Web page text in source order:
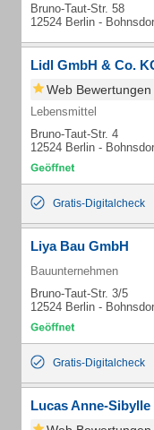
Bruno-Taut-Str. 58
12524 Berlin -
Lidl GmbH & Co.
Web
Lebensmittel
Bruno-Taut-Str. 4
12524 Berlin -
Gratis-Digitalcheck
Liya Bau GmbH
Bauunternehmen
Bruno-Taut-Str. 3/5
12524 Berlin -
Gratis-Digitalcheck
Lucas Anne-